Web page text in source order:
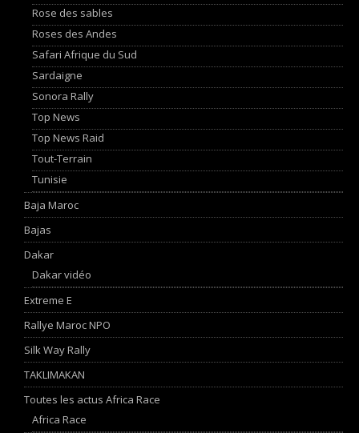
Rose des sables
Roses des Andes
Safari Afrique du Sud
Sardaigne
Sonora Rally
Top News
Top News Raid
Tout-Terrain
Tunisie
Baja Maroc
Bajas
Dakar
Dakar vidéo
Extreme E
Rallye Maroc NPO
Silk Way Rally
TAKLIMAKAN
Toutes les actus Africa Race
Africa Race